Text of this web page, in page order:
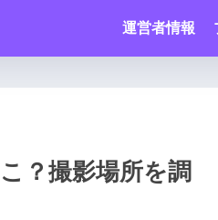
運営者情報
？撮影場所を調